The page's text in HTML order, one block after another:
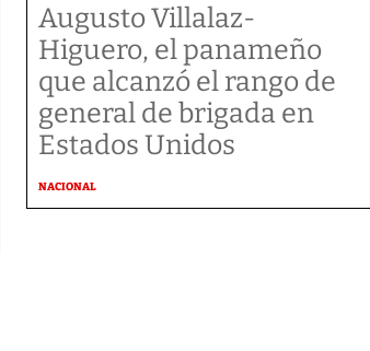
Augusto Villalaz-
Higuero, el panameño
que alcanzó el rango de
general de brigada en
Estados Unidos
NACIONAL